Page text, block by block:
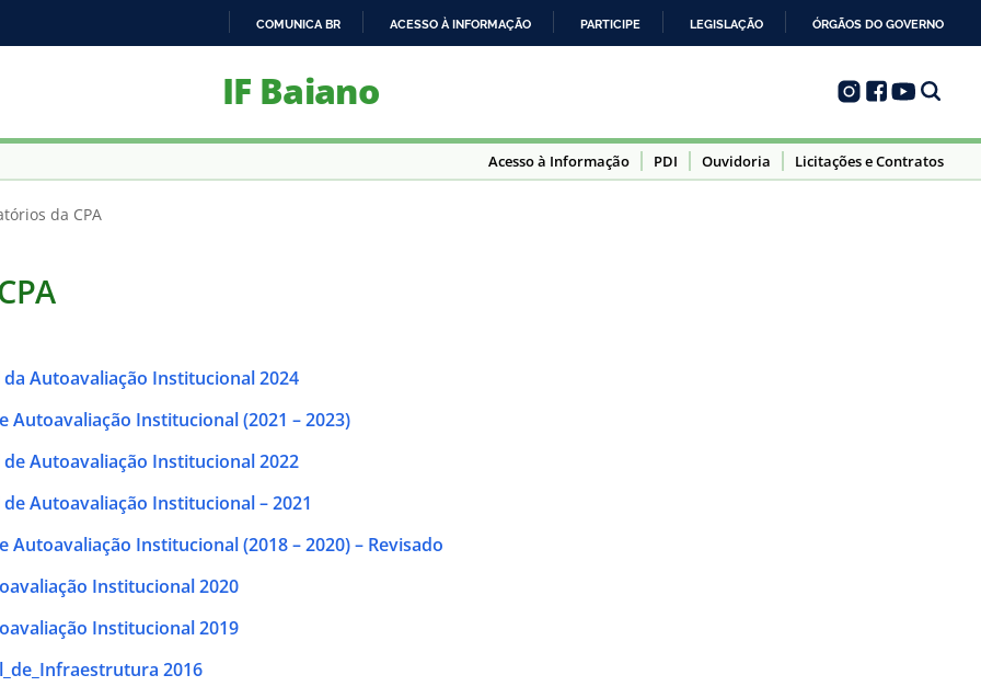
PARA
COMUNICA BR ACESSO À INFORMAÇÃO PARTICIPE LEGISLAÇÃO ÓRGÃOS DO GOVERNO
IF Baiano
Acesso à Informação PDI Ouvidoria Licitações e Contratos
da CPA
Autoavaliação Institucional 2024
Autoavaliação Institucional (2021 – 2023)
Autoavaliação Institucional 2022
Autoavaliação Institucional – 2021
Autoavaliação Institucional (2018 – 2020) – Revisado
Institucional 2020
Institucional 2019
2016